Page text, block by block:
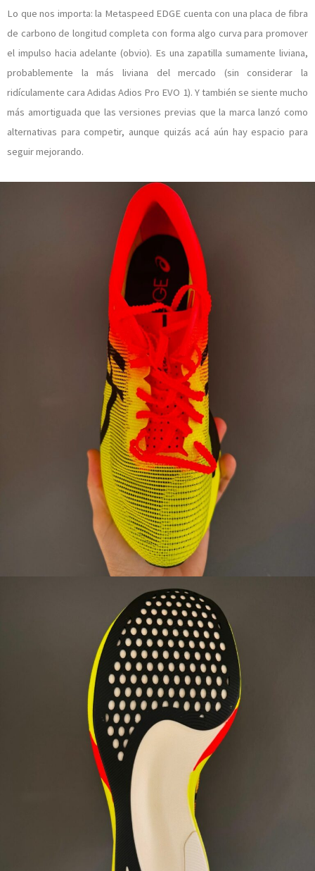
Lo que nos importa: la Metaspeed EDGE cuenta con una placa de fibra
de carbono de longitud completa con forma algo curva para promover
el impulso hacia adelante (obvio). Es una zapatilla sumamente liviana,
probablemente la más liviana del mercado (sin considerar la
ridículamente cara Adidas Adios Pro EVO 1). Y también se siente mucho
más amortiguada que las versiones previas que la marca lanzó como
alternativas para competir, aunque quizás acá aún hay espacio para
seguir mejorando.